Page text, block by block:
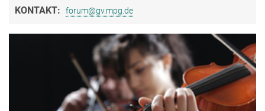
KONTAKT: forum@gv.mpg.de